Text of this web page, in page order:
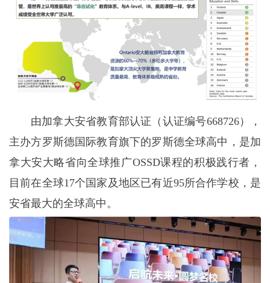
由加拿大安省教育部认证（认证编号668726），
主办方罗斯德国际教育旗下的罗斯德全球高中，是加
拿大安大略省向全球推广OSSD课程的积极践行者，
目前在全球17个国家及地区已有近95所合作学校，是
安省最大的全球高中。